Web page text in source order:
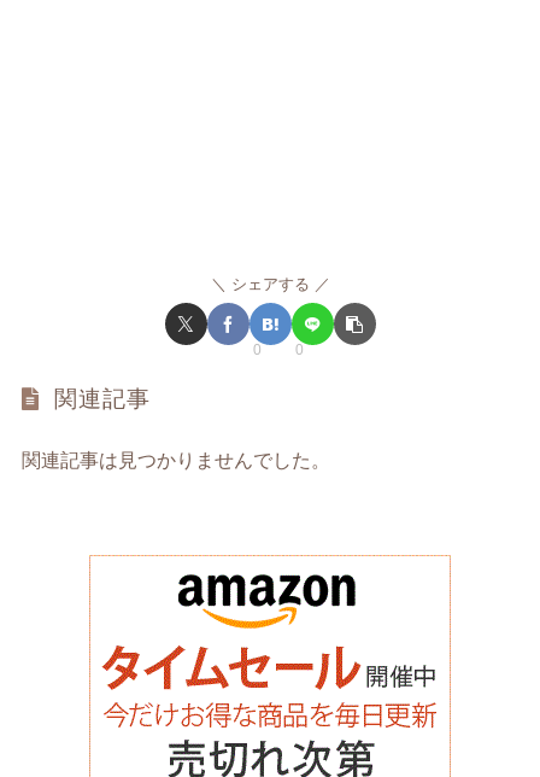
シェアする
0 0
関連記事
関連記事は見つかりませんでした。